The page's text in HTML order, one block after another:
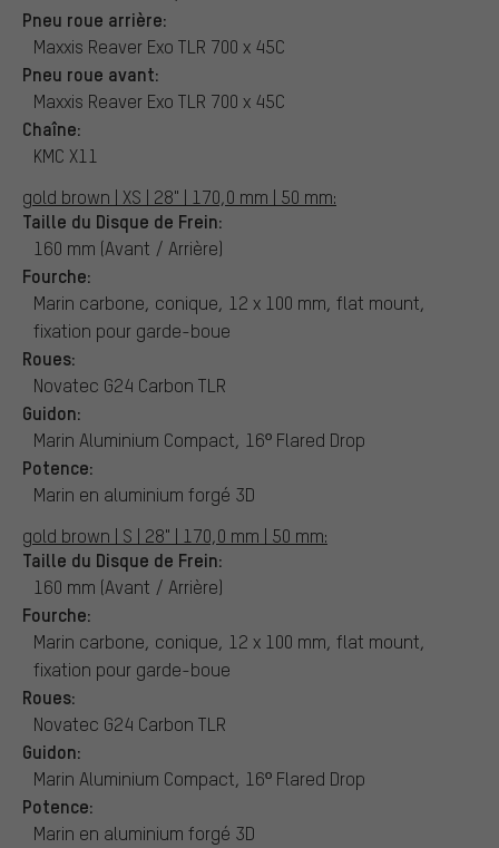
Pneu roue arrière:
Maxxis Reaver Exo TLR 700 x 45C
Pneu roue avant:
Maxxis Reaver Exo TLR 700 x 45C
Chaîne:
KMC X11
gold brown | XS | 28" | 170,0 mm | 50 mm:
Taille du Disque de Frein:
160 mm (Avant / Arrière)
Fourche:
Marin carbone, conique, 12 x 100 mm, flat mount,
fixation pour garde-boue
Roues:
Novatec G24 Carbon TLR
Guidon:
Marin Aluminium Compact, 16º Flared Drop
Potence:
Marin en aluminium forgé 3D
gold brown | S | 28" | 170,0 mm | 50 mm:
Taille du Disque de Frein:
160 mm (Avant / Arrière)
Fourche:
Marin carbone, conique, 12 x 100 mm, flat mount,
fixation pour garde-boue
Roues:
Novatec G24 Carbon TLR
Guidon:
Marin Aluminium Compact, 16º Flared Drop
Potence:
Marin en aluminium forgé 3D